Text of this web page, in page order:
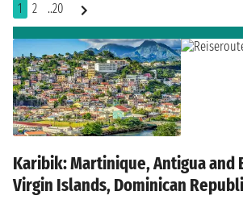
1 2 ..20
Karibik: Martinique, Antigua and
Virgin Islands, Dominican